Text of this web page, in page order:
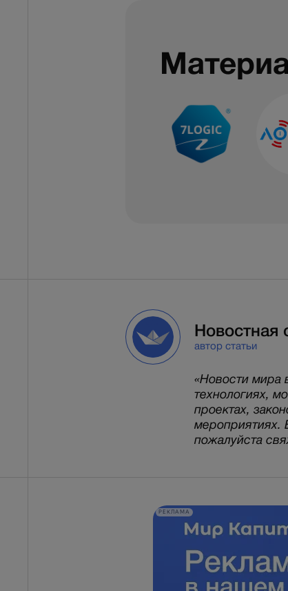
Новостная
автор статьи
«Новости
технологиях,
проектах,
мероприятиях.
пожалуйста
РЕКЛАМА